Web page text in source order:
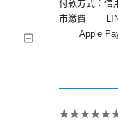
付款方式：信
市繳費
︱
︱
Apple